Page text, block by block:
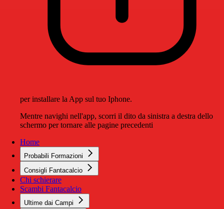
per installare la App sul tuo Iphone.
Mentre navighi nell'app, scorri il dito da sinistra a destra dello
schermo per tornare alle pagine precedenti
Home
Probabili Formazioni
Consigli Fantacalcio
Chi schierare
Scambi Fantacalcio
Ultime dai Campi